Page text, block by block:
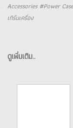
Accessories #Power
เทิร์นเครื่อง
ดูเพิ่มเติม..